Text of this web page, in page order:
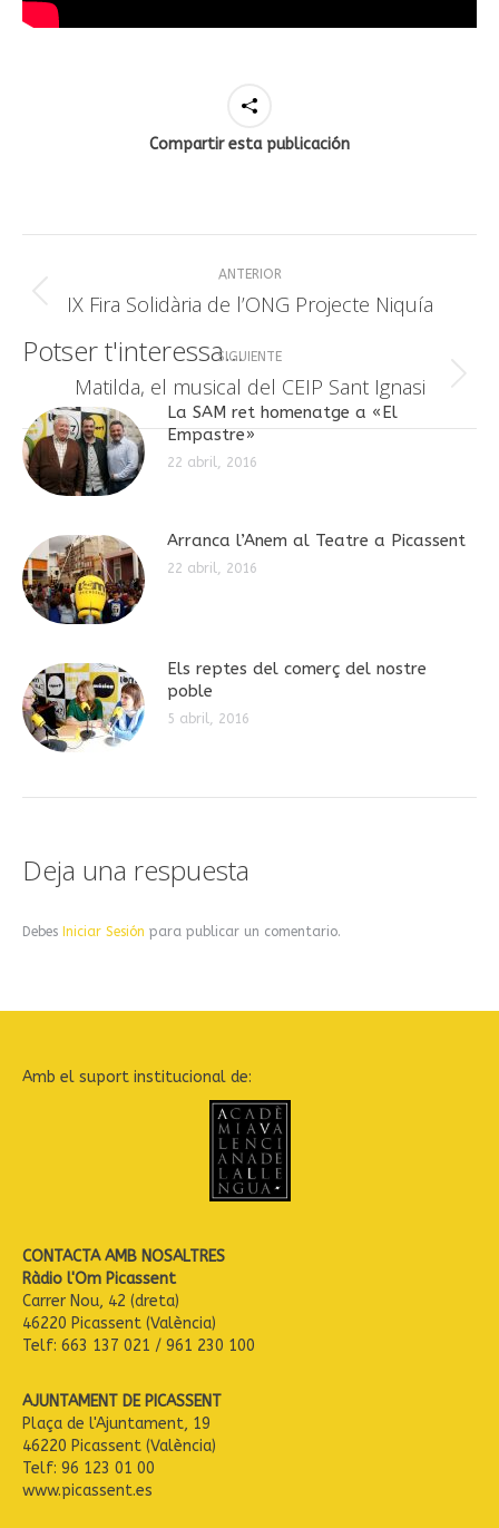
Compartir esta publicación
Navegación
entre
publicaciones
ANTERIOR
Publicación
IX Fira Solidària de l’ONG Projecte Niquía
SIGUIENTE
Publicación
siguiente:
Matilda, el musical del CEIP Sant Ignasi
Potser t'interessa...
La SAM ret homenatge a «El
Empastre»
22 abril, 2016
Arranca l’Anem al Teatre a Picassent
22 abril, 2016
Els reptes del comerç del nostre
poble
5 abril, 2016
Deja una respuesta
Debes Iniciar Sesión para publicar un comentario.
Amb el suport institucional de:
CONTACTA AMB NOSALTRES
Ràdio l'Om Picassent
Carrer Nou, 42 (dreta)
46220 Picassent (València)
Telf: 663 137 021 / 961 230 100
AJUNTAMENT DE PICASSENT
Plaça de l'Ajuntament, 19
46220 Picassent (València)
Telf: 96 123 01 00
www.picassent.es